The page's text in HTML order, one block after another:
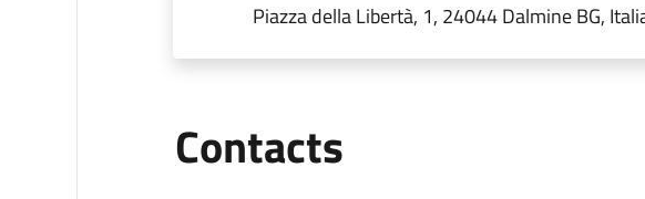
Piazza della Libertà, 1, 24044 Dalmine BG,
ContactsUtili